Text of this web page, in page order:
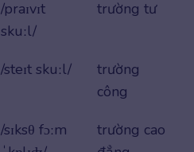
/praɪvɪt
skuːl/
trường tư
/steɪt skuːl/
trường
công
/sɪksθ fɔːm
trường cao